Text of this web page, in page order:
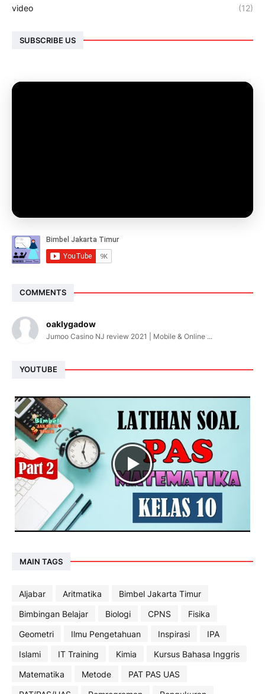
video (12)
SUBSCRIBE US
COMMENTS
oaklygadow
Jumoo Casino NJ review 2021 | Mobile & Online ...
YOUTUBE
MAIN TAGS
Aljabar Aritmatika
Bimbel Jakarta Timur
Bimbingan Belajar
Biologi CPNS
Fisika
Geometri
Ilmu Pengetahuan Inspirasi
IPA
Islami
IT Training Kimia
Kursus Bahasa Inggris
Matematika
Metode
PAT PAS UAS